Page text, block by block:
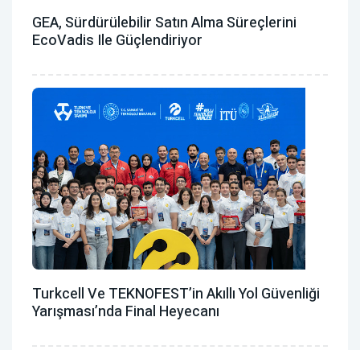
GEA, Sürdürülebilir Satın Alma Süreçlerini
EcoVadis Ile Güçlendiriyor
Turkcell Ve TEKNOFEST’in Akıllı Yol Güvenliği
Yarışması’nda Final Heyecanı